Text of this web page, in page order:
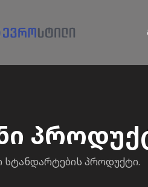
სტანდარტების პროდუქტი.